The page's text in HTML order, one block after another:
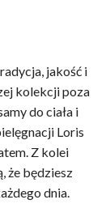
jakość i
kolekcji poza
do ciała i
Loris
Z kolei
że będziesz
dnia.